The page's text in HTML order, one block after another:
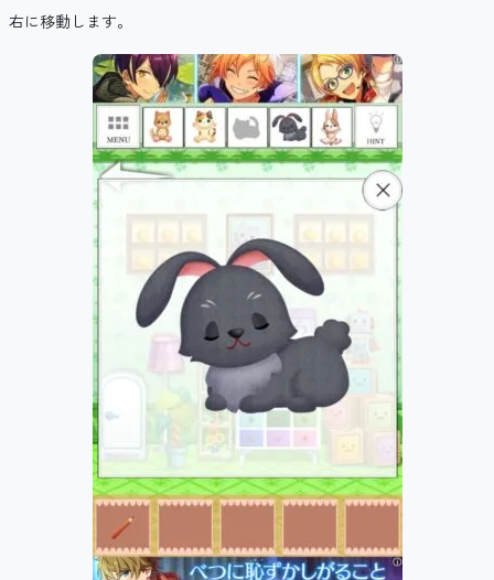
右に移動します。